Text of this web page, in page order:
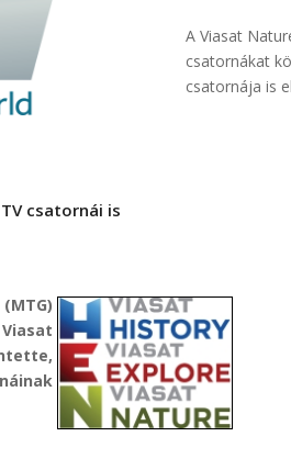
A Viasat
csatornákat
csatornája is
csatornái is